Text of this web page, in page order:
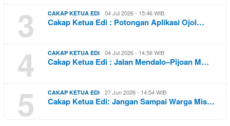
3 CAKAP KETUA EDI 04 Jul 2026 - 15:46 WIB
Cakap Ketua Edi : Potongan Aplikasi Ojol…
4 CAKAP KETUA EDI 04 Jul 2026 - 14:56 WIB
Cakap Ketua Edi : Jalan Mendalo–Pijoan M…
5 CAKAP KETUA EDI 27 Jun 2026 - 14:54 WIB
Cakap Ketua Edi: Jangan Sampai Warga Mis…